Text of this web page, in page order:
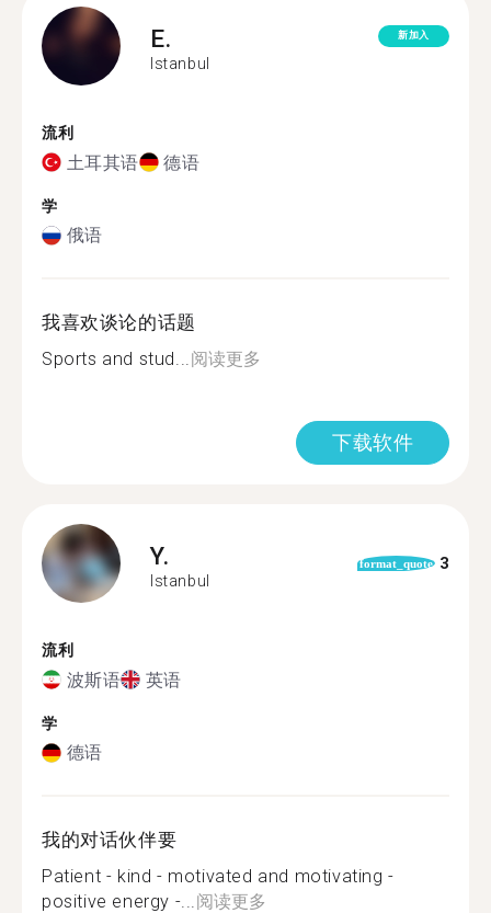
E.
Istanbul
新加入
流利
土耳其语 德语
学
俄语
我喜欢谈论的话题
Sports and stud...阅读更多
下载软件
Y.
Istanbul
format_quote 3
流利
波斯语 英语
学
德语
我的对话伙伴要
Patient - kind - motivated and motivating -
positive energy -...阅读更多